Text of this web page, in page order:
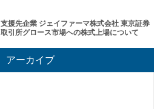
支援先企業 ジェイファーマ株式会社 東京証券
取引所グロース市場への株式上場について
アーカイブ